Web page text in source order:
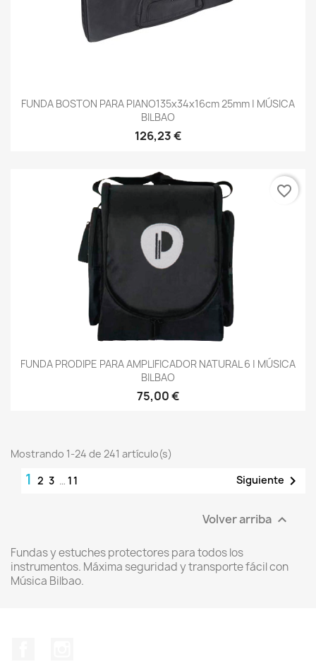
FUNDA BOSTON PARA PIANO135x34x16cm 25mm | MÚSICA
BILBAO
126,23 €
FUNDA PRODIPE PARA AMPLIFICADOR NATURAL 6 | MÚSICA
BILBAO
75,00 €
favorite_border
Mostrando 1-24 de 241 artículo(s)
1 2 3 … 11 Siguiente 
Volver arriba 
Fundas y estuches protectores para todos los
instrumentos. Máxima seguridad y transporte fácil con
Música Bilbao.